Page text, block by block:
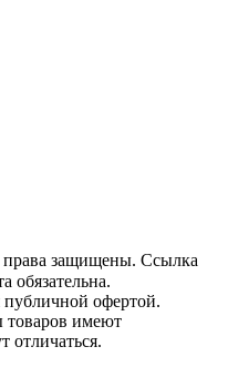
права защищены. Ссылка
обязательна.
офертой.
товаров имеют
отличаться.